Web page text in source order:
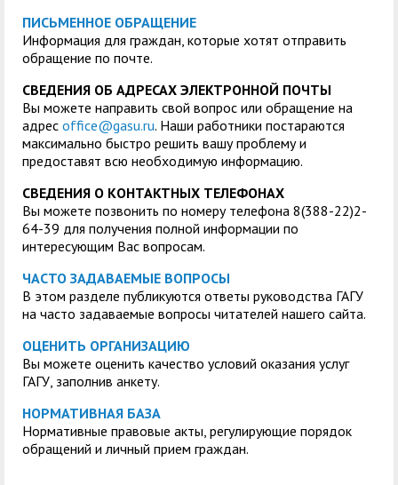
ПИСЬМЕННОЕ ОБРАЩЕНИЕ
Информация для граждан, которые хотят отправить
обращение по почте.
СВЕДЕНИЯ ОБ АДРЕСАХ ЭЛЕКТРОННОЙ ПОЧТЫ
Вы можете направить свой вопрос или обращение на
адрес office@gasu.ru. Наши работники постараются
максимально быстро решить вашу проблему и
предоставят всю необходимую информацию.
СВЕДЕНИЯ О КОНТАКТНЫХ ТЕЛЕФОНАХ
Вы можете позвонить по номеру телефона 8(388-22)2-
64-39 для получения полной информации по
интересующим Вас вопросам.
ЧАСТО ЗАДАВАЕМЫЕ ВОПРОСЫ
В этом разделе публикуются ответы руководства ГАГУ
на часто задаваемые вопросы читателей нашего сайта.
ОЦЕНИТЬ ОРГАНИЗАЦИЮ
Вы можете оценить качество условий оказания услуг
ГАГУ, заполнив анкету.
НОРМАТИВНАЯ БАЗА
Нормативные правовые акты, регулирующие порядок
обращений и личный прием граждан.